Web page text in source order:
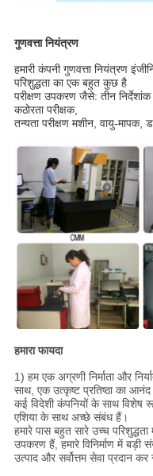
गुणवत्ता नियंत्रण
हमारी कंपनी गुणवत्ता नियंत्रण
परिशुद्धता का एक बहुत कुछ है
परीक्षण उपकरण जैसे: तीन
कठोरता परीक्षक,
तन्यता परीक्षण मशीन, वायु-मापक,
हमारा फायदा
1) हम एक अग्रणी निर्माता और
साथ, एक उत्कृष्ट प्रतिष्ठा का
कई विदेशी कंपनियों के साथ विशेष
एशिया के साथ अच्छे संबंध हैं।
हमारे पास बहुत सारे उच्च
उपकरण हैं, हमारे विनिर्माण में बड़ी
उत्पाद और सर्वोत्तम सेवा प्रदान